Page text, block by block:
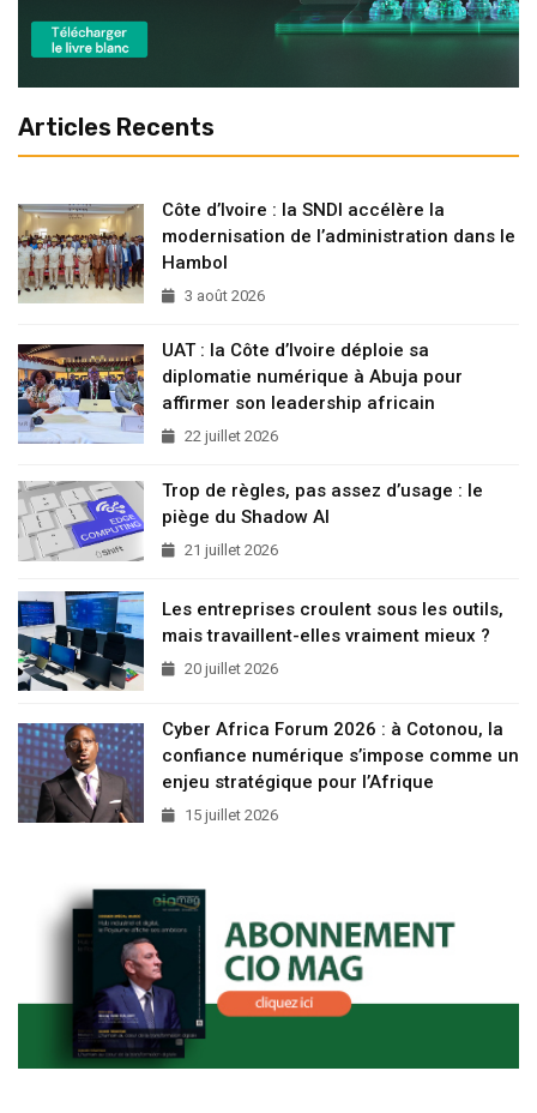
Articles Recents
Côte d’Ivoire : la SNDI accélère la
modernisation de l’administration dans le
Hambol
3 août 2026
UAT : la Côte d’Ivoire déploie sa
diplomatie numérique à Abuja pour
affirmer son leadership africain
22 juillet 2026
Trop de règles, pas assez d’usage : le
piège du Shadow AI
21 juillet 2026
Les entreprises croulent sous les outils,
mais travaillent-elles vraiment mieux ?
20 juillet 2026
Cyber Africa Forum 2026 : à Cotonou, la
confiance numérique s’impose comme un
enjeu stratégique pour l’Afrique
15 juillet 2026